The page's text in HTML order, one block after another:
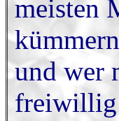
meisten
und wer
freiwillig